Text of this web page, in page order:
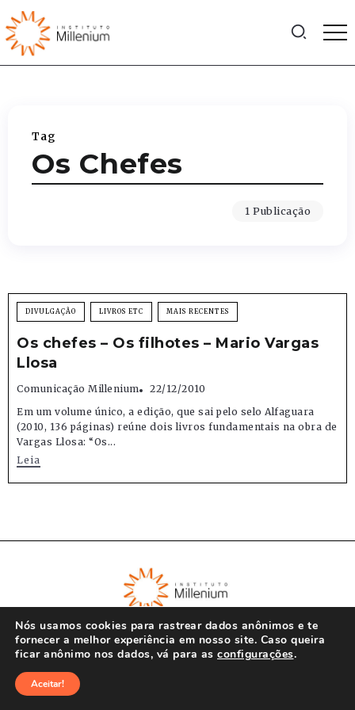
Tag
Os Chefes
1 Publicação
DIVULGAÇÃO LIVROS ETC MAIS RECENTES
Os chefes – Os filhotes – Mario Vargas
Llosa
Comunicação Millenium
22/12/2010
Em um volume único, a edição, que sai pelo selo Alfaguara
(2010, 136 páginas) reúne dois livros fundamentais na obra de
Vargas Llosa: “Os...
Leia
Nós usamos cookies para rastrear dados anônimos e te
fornecer a melhor experiência em nosso site. Caso queira
ficar anônimo nos dados, vá para as configurações.
Aceitar!